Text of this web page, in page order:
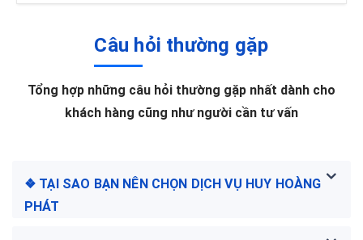
Câu hỏi thường gặp
Tổng hợp những câu hỏi thường gặp nhất dành cho
khách hàng cũng như người cần tư vấn
❖ TẠI SAO BẠN NÊN CHỌN DỊCH VỤ HUY HOÀNG
PHÁT